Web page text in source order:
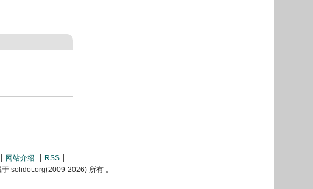
网站介绍
RSS
于 solidot.org(2009-2026) 所有 。